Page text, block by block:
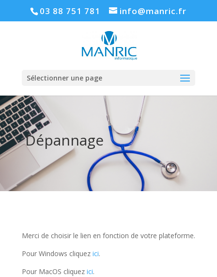
03 88 751 781 info@manric.fr
Sélectionner une page
Dépannage
Merci de choisir le lien en fonction de votre plateforme.
Pour Windows cliquez ici.
Pour MacOS cliquez ici.